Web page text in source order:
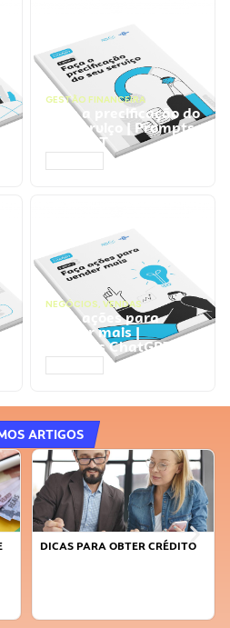
GESTÃO FINANCEIRA
Faça a precificação do
seu serviço | Prompts
ChatGPT
NEGÓCIOS, VENDAS
Faça ações para
vender mais |
Prompts ChatGPT
ARTIGOS
FAÇA A DIFERENÇA: SEJA